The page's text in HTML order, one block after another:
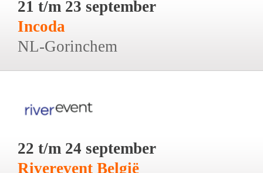
21 t/m 23 september
Incoda
NL-Gorinchem
22 t/m 24 september
Riverevent België